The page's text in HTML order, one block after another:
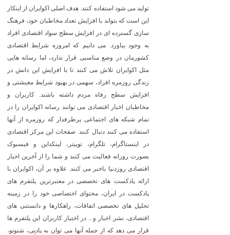
تولید می شود استفاده کنند. هدف اصلی اکوایران از اینکار
این است که بتواند با افزایش تعداد مخاطبان خود، فرهنگ
سازی گسترده ای در افزایش سطح سواد اقتصادی افراد
به وجود بیاورد. می دانیم که امروزه شرایط اقتصادی
کشورمان در وضع مناسبی قرار ندارد، اما رسانه هایی
مثل اکوایران تلاش می کنند تا با افزایش این دانش در
زندگی روزمره افراد، سهمی در بهبود شرایط معیشتی و
افزایش سطح رفاه مردم داشته باشند. کاربران و
مخاطبان اخبار اقتصادی می توانند رسانه اکوایران را در
تمام شبکه های اجتماعی پرطرفدار که روزمره از آنها
استفاده می کنند دنبال کنند. صفحات این مرکز اقتصادی
در اینستاگرام، تلگرام، توییتر، لینکداین و فیسبوک
بصورت روزانه فعالیت می کنند و شما را از آخرین اخبار
اقتصادی روزدنیا باخبر می کنند. علاوه بر آن، اکوایران با
ارائه پادکست های تخصصی در معتبرترین پلتفرم های
پادکست در ایران، محتوای اختصاصی خود را در زمینه
تحلیل های تخصصی اتفاقات، راهکارها و دانستنی های
اقتصادی، نشر اخبار و... در اختیار کاربران این پلتفرم ها
قرار می دهد که از جمله آنها می توان به پادبِی، شنوتو،